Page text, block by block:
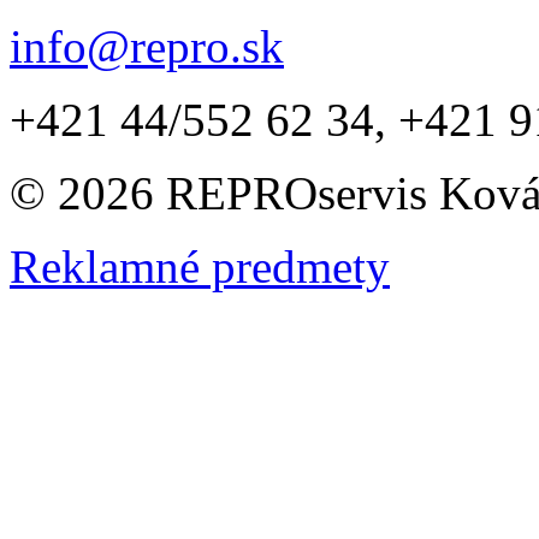
info@repro.sk
+421 44/552 62 34, +421
© 2026 REPROservis
Reklamné predmety